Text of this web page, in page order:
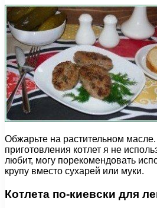
Обжарьте на растительном
приготовления котлет я не
любит, могу порекомендовать
крупу вместо сухарей или муки.
Котлета по-киевски для